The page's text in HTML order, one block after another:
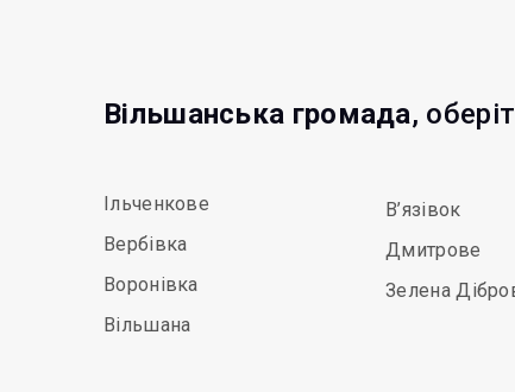
Вільшанська громада,
Ільченкове
Вербівка
Воронівка
Вільшана
В’язівок
Дмитрове
Зелена